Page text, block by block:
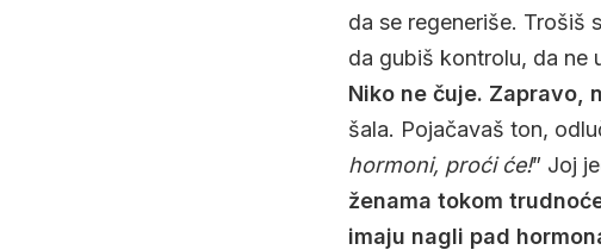
da se regeneriše. Trošiš
da gubiš kontrolu, da ne
Niko ne čuje. Zapravo,
šala. Pojačavaš ton,
hormoni, proći će!” Joj
ženama tokom
imaju nagli pad